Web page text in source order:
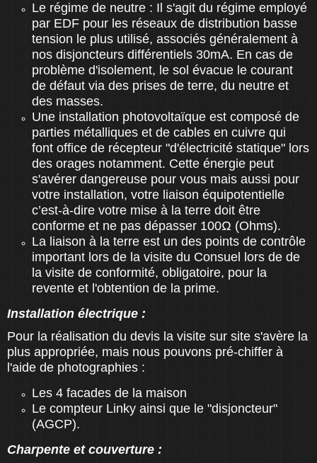
Le régime de neutre : Il s'agit du régime employé
par EDF pour les réseaux de distribution basse
tension le plus utilisé, associés généralement à
nos disjoncteurs différentiels 30mA. En cas de
problème d'isolement, le sol évacue le courant
de défaut via des prises de terre, du neutre et
des masses.
Une installation photovoltaïque est composé de
parties métalliques et de cables en cuivre qui
font office de récepteur "d'électricité statique" lors
des orages notamment. Cette énergie peut
s'avérer dangereuse pour vous mais aussi pour
votre installation, votre liaison équipotentielle
c’est-à-dire votre mise à la terre doit être
conforme et ne pas dépasser 100Ω (Ohms).
La liaison à la terre est un des points de contrôle
important lors de la visite du Consuel lors de de
la visite de conformité, obligatoire, pour la
revente et l'obtention de la prime.
Installation électrique :
Pour la réalisation du devis la visite sur site s'avère la
plus appropriée, mais nous pouvons pré-chiffer à
l'aide de photographies :
Les 4 facades de la maison
Le compteur Linky ainsi que le "disjoncteur"
(AGCP).
Charpente et couverture :